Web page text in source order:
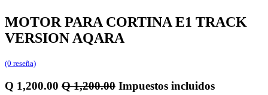
MOTOR PARA CORTINA E1 TRACK
VERSION AQARA
(0 reseña)
Q 1,200.00 Q1,200.00 Impuestos incluidos